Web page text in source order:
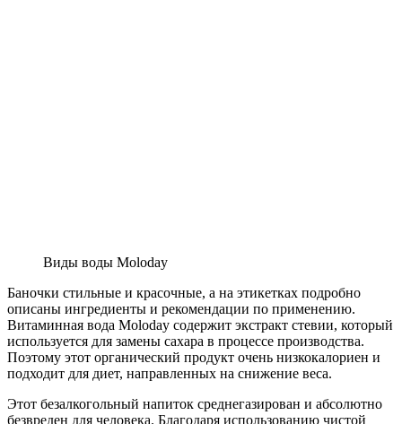
Виды воды Moloday
Баночки стильные и красочные, а на этикетках подробно
описаны ингредиенты и рекомендации по применению.
Витаминная вода Moloday содержит экстракт стевии, который
используется для замены сахара в процессе производства.
Поэтому этот органический продукт очень низкокалориен и
подходит для диет, направленных на снижение веса.
Этот безалкогольный напиток среднегазирован и абсолютно
безвреден для человека. Благодаря использованию чистой